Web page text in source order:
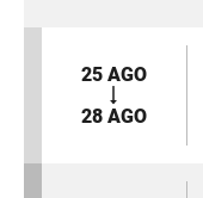
25 AGO
28 AGO